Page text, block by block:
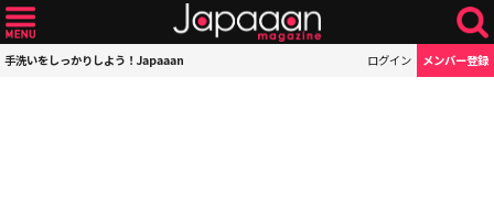
手洗いをしっかりしよう！Japaaan ログイン メンバー登録